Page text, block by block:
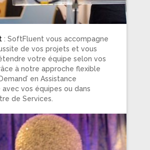
: SoftFluent vous accompagne
de vos projets et vous
votre équipe selon vos
à notre approche flexible
en Assistance
avec vos équipes ou dans
de Services.